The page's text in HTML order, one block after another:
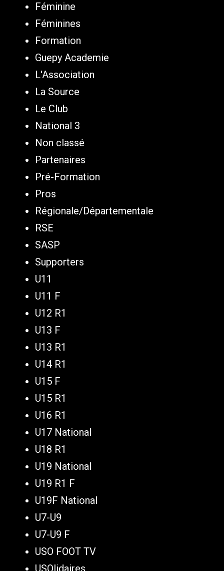
Féminine
Féminines
Formation
Guepy Academie
L'Association
La Source
Le Club
National 3
Non classé
Partenaires
Pré-Formation
Pros
Régionale/Départementale
RSE
SASP
Supporters
U11
U11 F
U12 R1
U13 F
U13 R1
U14 R1
U15 F
U15 R1
U16 R1
U17 National
U18 R1
U19 National
U19 R1 F
U19F National
U7-U9
U7-U9 F
USO FOOT TV
USOlidaires